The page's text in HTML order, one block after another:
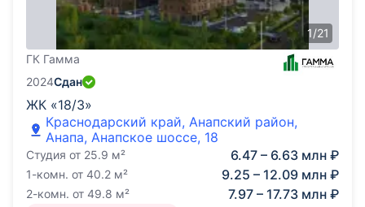
1/21
ГК Гамма
ЖК «18/3»
2024Сдан
Краснодарский край, Анапский район,
Анапа, Анапское шоссе, 18
Студия от 25.9 м² 6.47 – 6.63 млн ₽
1-комн. от 40.2 м² 9.25 – 12.09 млн ₽
2-комн. от 49.8 м² 7.97 – 17.73 млн ₽